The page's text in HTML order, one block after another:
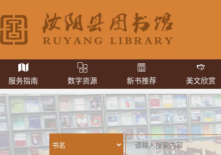
服务指南 数字资源 新书推荐 美文欣赏